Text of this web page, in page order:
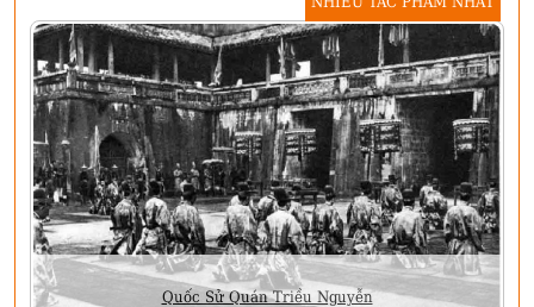
Quốc Sử Quán Triều Nguyễn